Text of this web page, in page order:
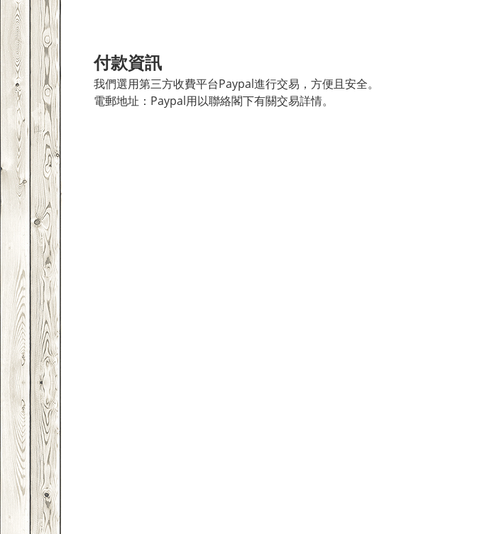
付款資訊
我們選用第三方收費平台Paypal進行交易，方便且安全。
電郵地址：Paypal用以聯絡閣下有關交易詳情。